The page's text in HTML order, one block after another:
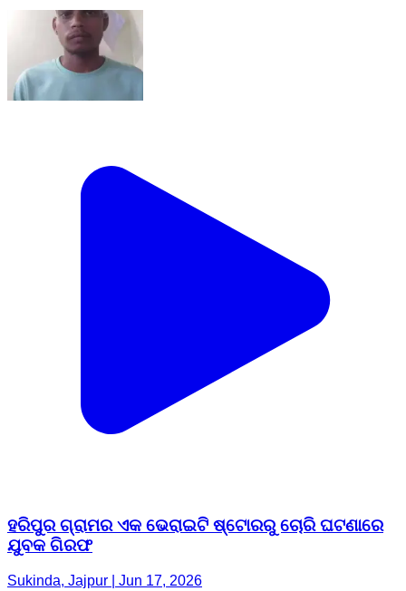
ହରିପୁର ଗ୍ରାମର ଏକ ଭେରାଇଟି ଷ୍ଟୋରରୁ ଚୋରି ଘଟଣାରେ
ଯୁବକ ଗିରଫ
Sukinda, Jajpur | Jun 17, 2026